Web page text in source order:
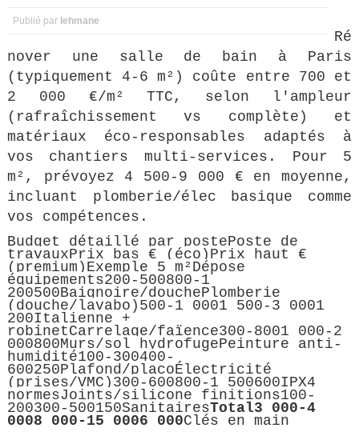
Publié par lehmane
Ré
nover une salle de bain à Paris
(typiquement 4-6 m²) coûte entre 700 et
2 000 €/m² TTC, selon l'ampleur
(rafraîchissement vs complète) et
matériaux éco-responsables adaptés à
vos chantiers multi-services. Pour 5
m², prévoyez 4 500-9 000 € en moyenne,
incluant plomberie/élec basique comme
vos compétences.
Budget détaillé par postePoste de
travauxPrix bas € (éco)Prix haut €
(premium)Exemple 5 m²Dépose
équipements200-500800-1
200500Baignoire/douchePlomberie
(douche/lavabo)500-1 0001 500-3 0001
200Italienne +
robinetCarrelage/faïence300-8001 000-2
000800Murs/sol hydrofugePeinture anti-
humidité100-300400-
600250Plafond/placoÉlectricité
(prises/VMC)300-600800-1 500600IPX4
normesJoints/silicone finitions100-
200300-500150SanitairesTotal3 000-4
0008 000-15 0006 000Clés en main